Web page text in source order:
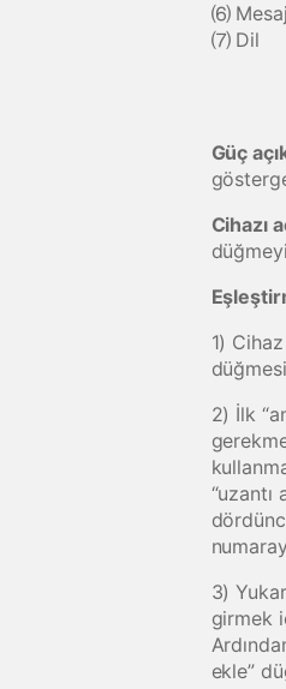
⑹
⑺ Dil
Güç
Cihazı
1)
2) İlk
“uzantı
3)
girmek
ekle”